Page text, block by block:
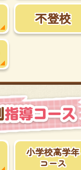
不登校
小学校高学年
コース